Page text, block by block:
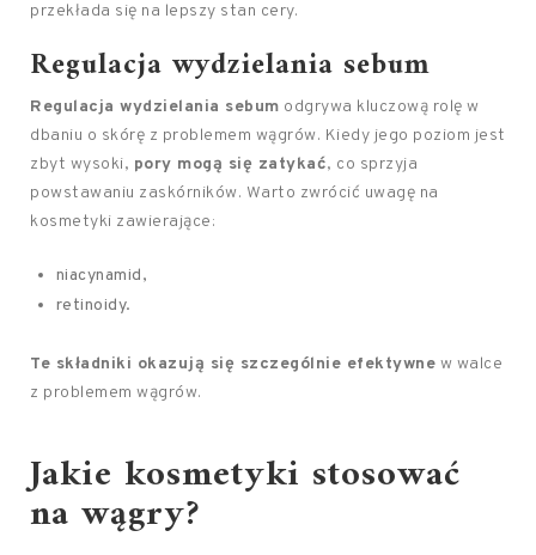
przekłada się na lepszy stan cery.
Regulacja wydzielania sebum
Regulacja wydzielania sebum odgrywa kluczową rolę w
dbaniu o skórę z problemem wągrów. Kiedy jego poziom jest
zbyt wysoki, pory mogą się zatykać, co sprzyja
powstawaniu zaskórników. Warto zwrócić uwagę na
kosmetyki zawierające:
niacynamid,
retinoidy.
Te składniki okazują się szczególnie efektywne w walce
z problemem wągrów.
Jakie kosmetyki stosować
na wągry?